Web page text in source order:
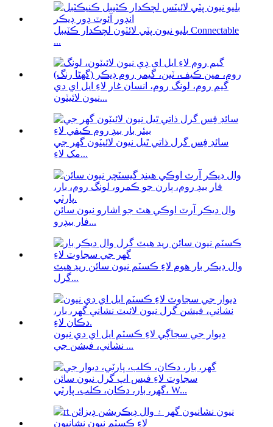
بليو نيون پٽي لائٽون لچڪدار ڪٽيبل Connectable
...
گيم روم، لونگ روم، انسان غار لاءِ ايل اي ڊي
نيون لائيٽون...
سائڊ فِس گرل ذاتي ٿيل نيون لائيٽون گھر جي
مک لاءِ...
وال ڊيڪر آرٽ اوڪي هٿ جو اشارو نيون سائن
فار بيڊرو...
وال ڊيڪر بار هوم لاءِ ڪسٽم نيون سائن ريڊ هيٽ
گرل...
ديوار جي سجاڳي لاءِ ڪسٽم ايل اي ڊي نيون
نشاني، فيشن جي ...
گهر، بار، دڪان، ڪلب، پارٽي، W...